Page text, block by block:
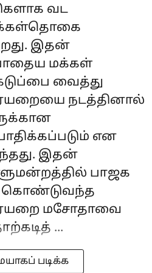
வட
இதன்
மக்கள்
வைத்து
நடத்தினால்
பாதிக்கப்படும் என
இதன்
பாஜக
கொண்டுவந்த
மசோதாவை
...
படிக்க